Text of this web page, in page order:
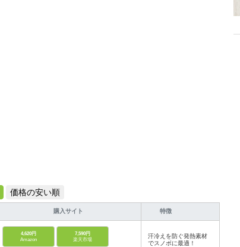
価格の安い順
購入サイト 特徴
4,620円
Amazon
7,590円
楽天市場
汗冷えを防ぐ発熱素材
でスノボに最適！